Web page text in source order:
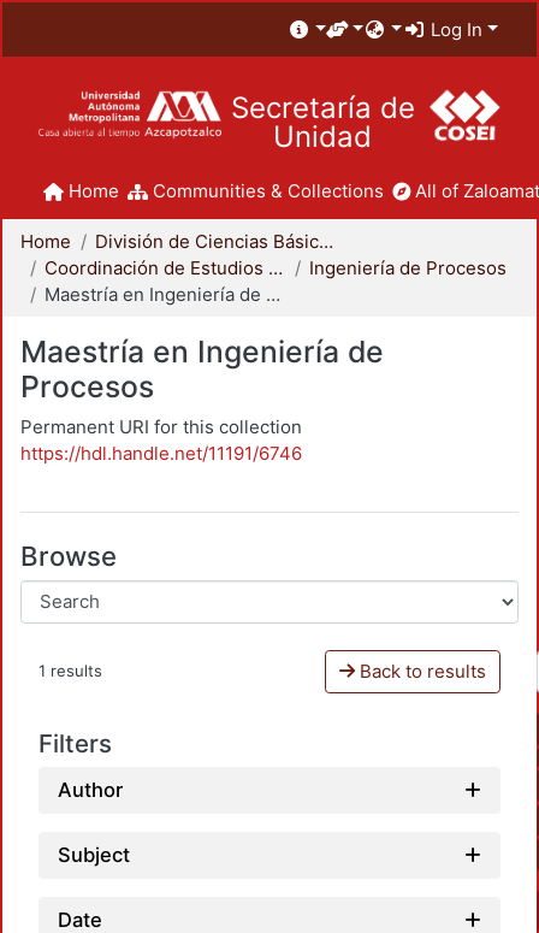
Log In
Secretaría de
Unidad
Home Communities & Collections All of
Home
División de Ciencias Básicas e Ingeniería
Coordinación de Estudios de Posgrado - CBI
Ingeniería de Procesos
Maestría en Ingeniería de Procesos
Maestría en Ingeniería de
Procesos
Permanent URI for this collection
https://hdl.handle.net/11191/6746
Browse
1 results Back to results
Filters
Author
Subject
Date